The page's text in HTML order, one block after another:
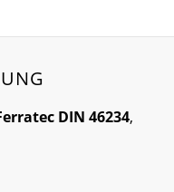
DIN 46234,